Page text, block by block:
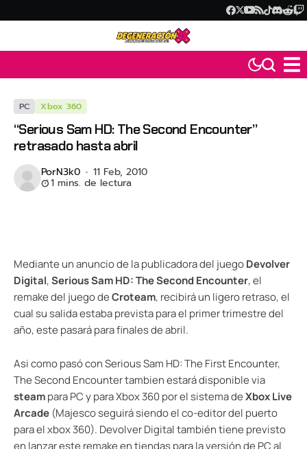
PC Xbox 360
“Serious Sam HD: The Second Encounter”
retrasado hasta abril
PorN3k0 11 Feb, 2010
1 mins. de lectura
Mediante un anuncio de la publicadora del juegoDevolver
Digital,Serious Sam HD: The Second Encounter, el
remake del juego deCroteam, recibirá un ligero retraso, el
cual su salida estaba prevista para el primer trimestre del
año, este pasará para finales de abril.
Asi como pasó con Serious Sam HD: The First Encounter,
The Second Encounter tambien estará disponible via
steampara PC y para Xbox 360 por el sistema deXbox Live
Arcade (Majesco seguirá siendo el co-editor del puerto
para el xbox 360). Devolver Digital también tiene previsto
en lanzar este remake en tiendas para la versión de PC al